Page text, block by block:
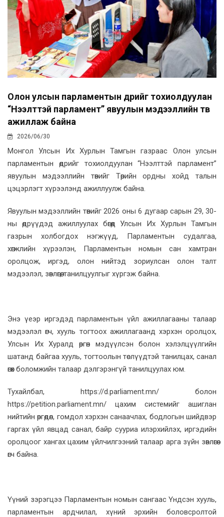
Олон улсын парламентын өдрийг тохиолдуулан
“Нээлттэй парламент” явуулын мэдээллийн төв
ажиллаж байна
2026/06/30
Монгол Улсын Их Хурлын Тамгын газраас Олон улсын
парламентын өдрийг тохиолдуулан “Нээлттэй парламент”
явуулын мэдээллийн төвийг Төрийн ордны хойд талын
цэцэрлэгт хүрээлэнд ажиллуулж байна.
Явуулын мэдээллийн төвийг 2026 оны 6 дугаар сарын 29, 30-
ны өдрүүдэд ажиллуулах бөгөөд Улсын Их Хурлын Тамгын
газрын холбогдох нэгжүүд, Парламентын судалгаа,
хөгжлийн хүрээлэн, Парламентын номын сан хамтран
оролцож, иргэд, олон нийтэд зориулсан олон талт
мэдээлэл, зөвлөгөө, танилцуулгыг хүргэж байна.
Энэ үеэр иргэдэд парламентын үйл ажиллагааны талаар
мэдээлэл өгч, хууль тогтоох ажиллагаанд хэрхэн оролцох,
Улсын Их Хуралд өргөн мэдүүлсэн болон хэлэлцүүлгийн
шатанд байгаа хууль, тогтоолын төслүүдтэй танилцах, санал
өгөх боломжийн талаар дэлгэрэнгүй танилцуулах юм.
Тухайлбал, https://d.parliament.mn/ болон
https://petition.parliament.mn/ цахим системийг ашиглан
нийтийн өргөдөл, гомдол хэрхэн санаачлах, бодлогын шийдвэр
гаргах үйл явцад санал, байр сууриа илэрхийлэх, иргэдийн
оролцоог хангах цахим үйлчилгээний талаар арга зүйн зөвлөгөө
өгч байна.
Үүний зэрэгцээ Парламентын номын сангаас Үндсэн хууль,
парламентын ардчилал, хүний эрхийн боловсролтой